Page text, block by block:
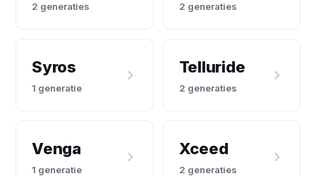
2 generaties 2 generaties
Syros
1 generatie
Telluride
2 generaties
Venga
1 generatie
Xceed
2 generaties